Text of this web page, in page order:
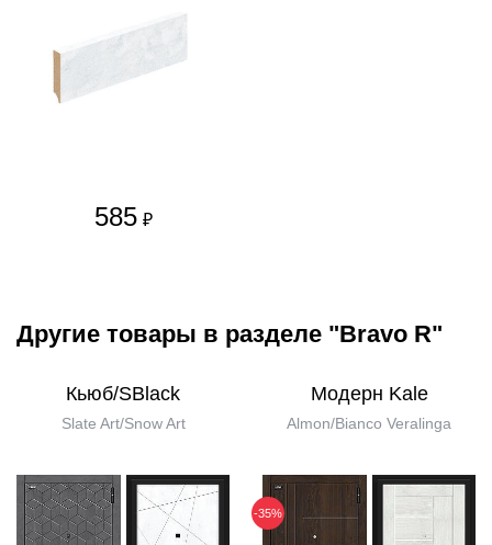
585 ₽
Другие товары в разделе "Bravo R"
Кьюб/SBlack
Slate Art/Snow Art
Модерн Kale
Almon/Bianco Veralinga
-35%